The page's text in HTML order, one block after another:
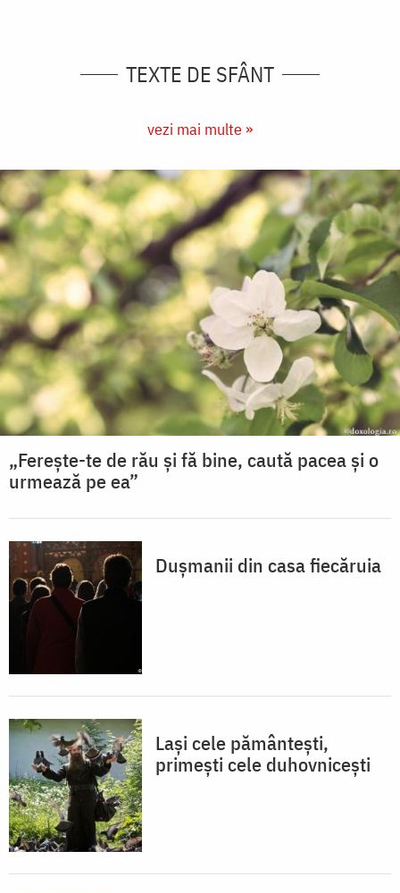
TEXTE DE SFÂNT
vezi mai multe »
„Ferește-te de rău și fă bine, caută pacea și o
urmează pe ea”
Dușmanii din casa fiecăruia
Lași cele pământești,
primești cele duhovnicești